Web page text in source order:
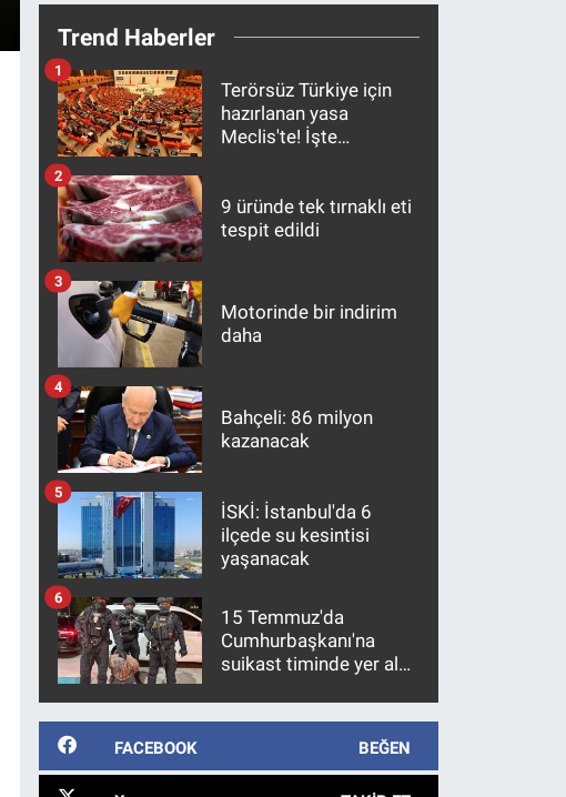
Trend Haberler
Terörsüz Türkiye için
hazırlanan yasa
Meclis'te! İşte
1
9 üründe tek tırnaklı eti
tespit edildi
2
Motorinde bir indirim
daha
3
Bahçeli: 86 milyon
kazanacak
4
İSKİ: İstanbul'da 6
ilçede su kesintisi
yaşanacak
5
15 Temmuz'da
Cumhurbaşkanı'na
suikast timinde yer alan
10 yıl sonra yakalandı
6
FACEBOOK BEĞEN